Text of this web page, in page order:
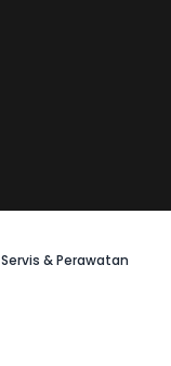
Servis & Perawatan